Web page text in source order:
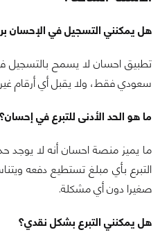
هل يمكنني التسجيل في الإحسان
تطبيق احسان لا يسمح بالتسجيل
سعودي فقط، ولا يقبل أي أرقام
ما هو الحد الأدنى للتبرع في إحسان؟
ما يميز منصة احسان أنه لا يوجد
التبرع بأي مبلغ تستطيع دفعه
صغيرا دون أي مشكلة.
هل يمكنني التبرع بشكل نقدي؟